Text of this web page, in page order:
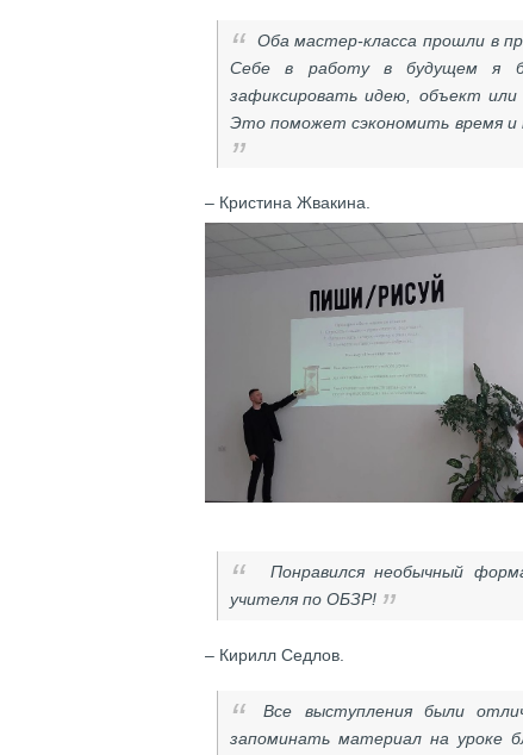
Оба мастер-класса прошли в
Себе в работу в будущем я
зафиксировать идею, объект или
Это поможет сэкономить время и
– Кристина Жвакина.
Понравился необычный
учителя по ОБЗР!
– Кирилл Седлов.
Все выступления были
запоминать материал на уроке